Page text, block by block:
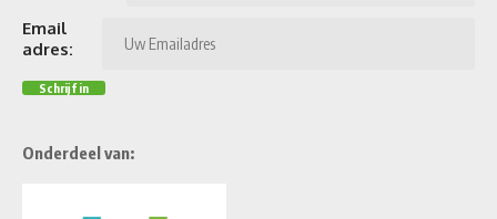
Email
adres:
Onderdeel van: